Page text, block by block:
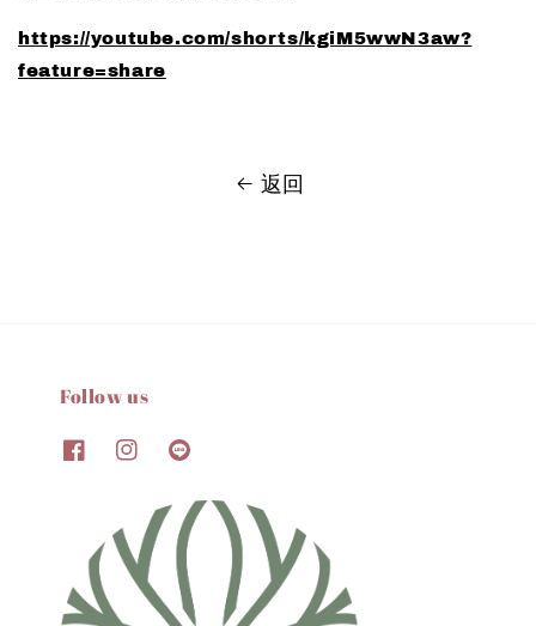
https://youtube.com/shorts/kgiM5wwN3aw?
feature=share
返回
Follow us